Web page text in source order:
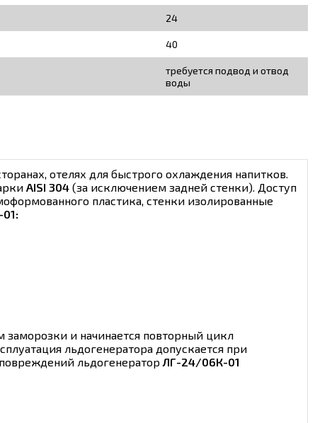
24
40
требуется подвод и отвод
воды
отелях для быстрого охлаждения напитков.
AISI 304 (за исключением задней стенки). Доступ
пластика, стенки изолированные
и начинается повторный цикл
льдогенератора допускается при
льдогенераторЛГ-24/06К-01